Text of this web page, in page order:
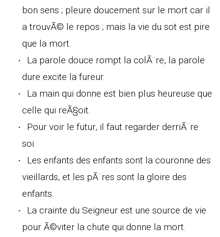
bon sens ; pleure doucement sur le mort car il
a trouvÃ© le repos ; mais la vie du sot est pire
que la mort.
La parole douce rompt la colÃ¨re, la parole
dure excite la fureur.
La main qui donne est bien plus heureuse que
celle qui reÃ§oit.
Pour voir le futur, il faut regarder derriÃ¨re
soi.
Les enfants des enfants sont la couronne des
vieillards, et les pÃ¨res sont la gloire des
enfants.
La crainte du Seigneur est une source de vie
pour Ã©viter la chute qui donne la mort.